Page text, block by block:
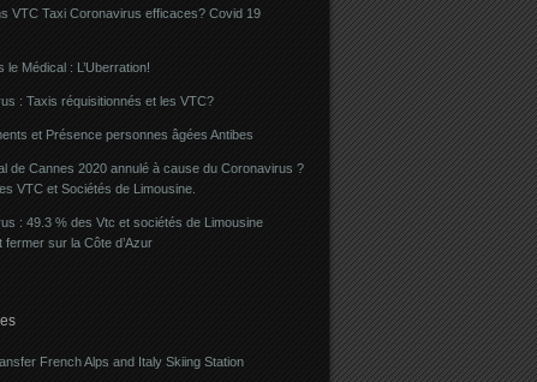
VTC Taxi Coronavirus efficaces? Covid 19
le Médical : L’Uberration!
: Taxis réquisitionnés et les VTC?
et Présence personnes âgées Antibes
de Cannes 2020 annulé à cause du Coronavirus ?
VTC et Sociétés de Limousine.
: 49.3 % des Vtc et sociétés de Limousine
fermer sur la Côte d’Azur
French Alps and Italy Skiing Station